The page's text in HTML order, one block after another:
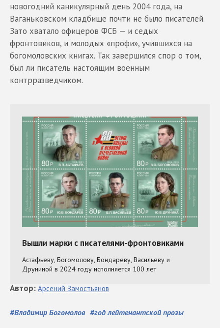
новогодний каникулярный день 2004 года, на
Ваганьковском кладбище почти не было писателей.
Зато хватало офицеров ФСБ — и седых
фронтовиков, и молодых «профи», учившихся на
богомоловских книгах. Так завершился спор о том,
был ли писатель настоящим военным
контрразведчиком.
#Владимир Богомолов #год лейтенантской прозы
Автор: Арсений Замостьянов